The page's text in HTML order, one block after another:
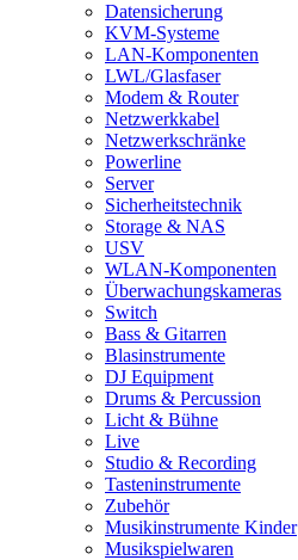
Datensicherung
KVM-Systeme
LAN-Komponenten
LWL/Glasfaser
Modem & Router
Netzwerkkabel
Netzwerkschränke
Powerline
Server
Sicherheitstechnik
Storage & NAS
USV
WLAN-Komponenten
Überwachungskameras
Switch
Bass & Gitarren
Blasinstrumente
DJ Equipment
Drums & Percussion
Licht & Bühne
Live
Studio & Recording
Tasteninstrumente
Zubehör
Musikinstrumente Kinder
Musikspielwaren